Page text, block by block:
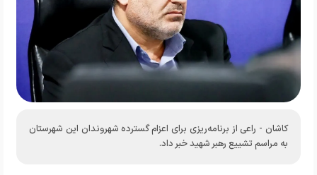
کاشان - راعی از برنامه‌ریزی برای اعزام گسترده شهروندان این شهرستان
به مراسم تشییع رهبر شهید خبر داد.